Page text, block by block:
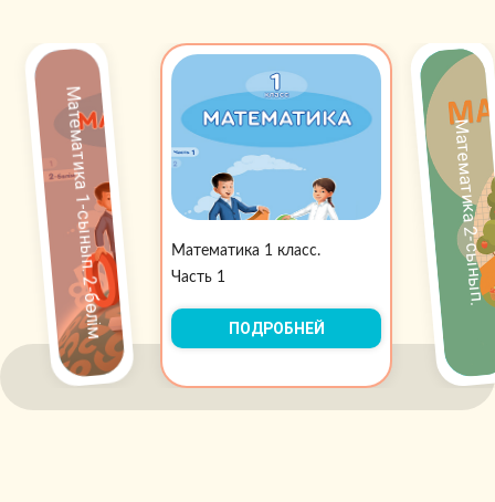
Математика 1-сынып. 2-бөлім
Математика 1 класс.
Часть 1
ПОДРОБНЕЙ
Математика 2-сынып.